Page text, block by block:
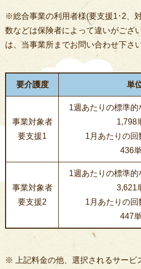
※総合事業の利用者様(要支援1･2、
数などは保険者によって違いがござ
は、当事業所までお問い合わせ下さい
要介護度 単
事業対象者
要支援1
1週あたりの標準
1,798
1月あたりの回
436
事業対象者
要支援2
1週あたりの標準
3,621
1月あたりの回
447
※ 上記料金の他、選択されるサービ